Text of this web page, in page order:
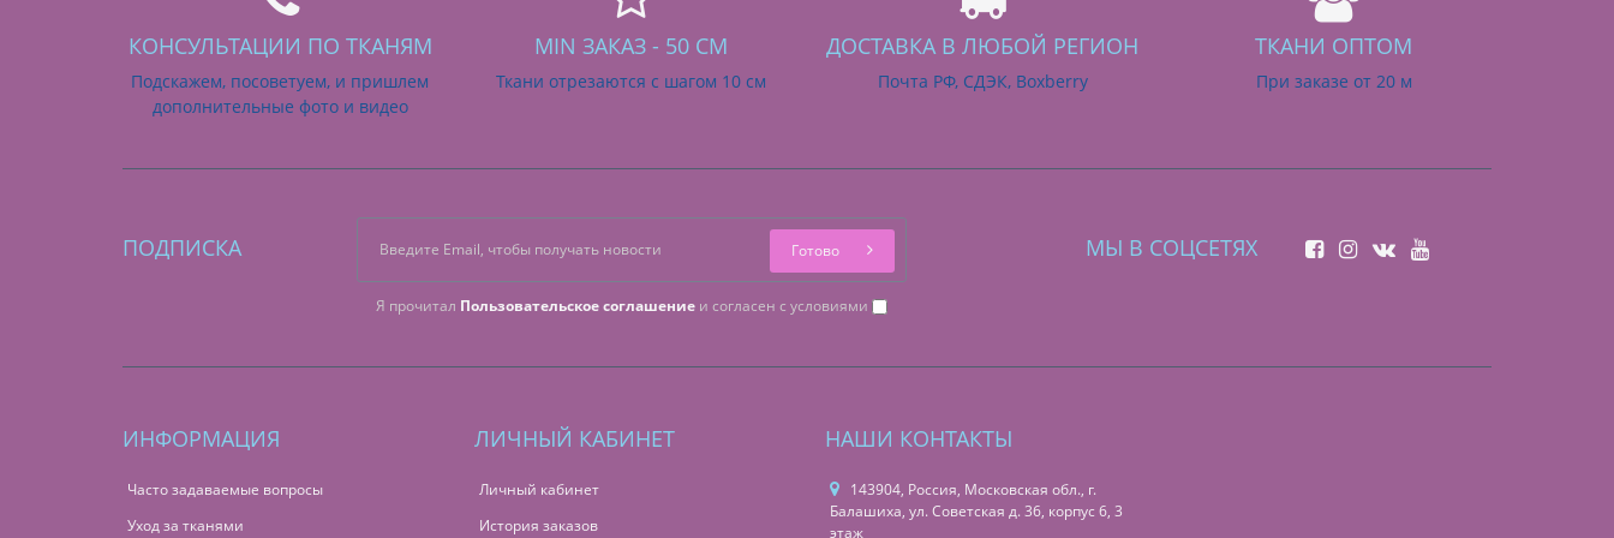
КОНСУЛЬТАЦИИ ПО ТКАНЯМ
Подскажем, посоветуем, и пришлем
дополнительные фото и видео
MIN ЗАКАЗ - 50 СМ
Ткани отрезаются с шагом 10 см
ДОСТАВКА В ЛЮБОЙ РЕГИОН
Почта РФ, СДЭК, Boxberry
ТКАНИ ОПТОМ
При заказе от 20 м
ПОДПИСКА
Я прочитал Пользовательское соглашениеи согласен с условиями
Готово МЫ В СОЦСЕТЯХ
ИНФОРМАЦИЯ
Часто задаваемые вопросы
Уход за тканями
ЛИЧНЫЙ КАБИНЕТ
Личный кабинет
История заказов
НАШИ КОНТАКТЫ
143904, Россия, Московская обл., г.
Балашиха, ул. Советская д. 36, корпус 6, 3
этаж